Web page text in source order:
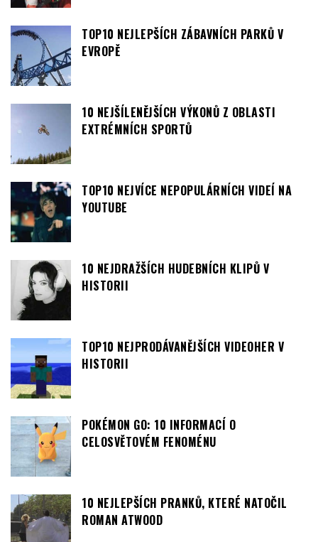
TOP10 NEJLEPŠÍCH ZÁBAVNÍCH PARKŮ V
EVROPĚ
10 NEJŠÍLENĚJŠÍCH VÝKONŮ Z OBLASTI
EXTRÉMNÍCH SPORTŮ
TOP10 NEJVÍCE NEPOPULÁRNÍCH VIDEÍ NA
YOUTUBE
10 NEJDRAŽŠÍCH HUDEBNÍCH KLIPŮ V
HISTORII
TOP10 NEJPRODÁVANĚJŠÍCH VIDEOHER V
HISTORII
POKÉMON GO: 10 INFORMACÍ O
CELOSVĚTOVÉM FENOMÉNU
10 NEJLEPŠÍCH PRANKŮ, KTERÉ NATOČIL
ROMAN ATWOOD